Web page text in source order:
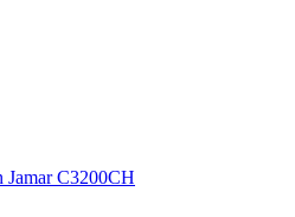
Jamar C3200CH